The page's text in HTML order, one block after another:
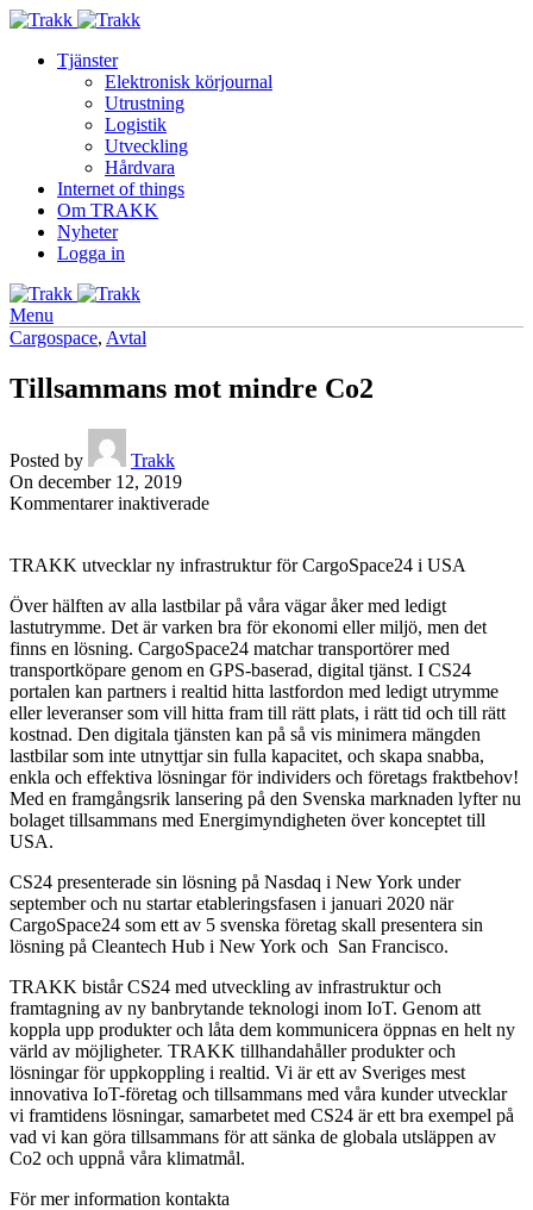
Tjänster
Elektronisk körjournal
Utrustning
Logistik
Utveckling
Hårdvara
Internet of things
Om TRAKK
Nyheter
Logga in
Menu
Cargospace, Avtal
Tillsammans mot mindre Co2
Posted by
Trakk
On december 12, 2019
Kommentarer inaktiveradeför
mindre
TRAKK utvecklar ny infrastruktur för CargoSpace24 i USA
Över hälften av alla lastbilar på våra vägar åker med ledigt
lastutrymme. Det är varken bra för ekonomi eller miljö, men det
finns en lösning. CargoSpace24 matchar transportörer med
transportköpare genom en GPS-baserad, digital tjänst. I CS24
portalen kan partners i realtid hitta lastfordon med ledigt utrymme
eller leveranser som vill hitta fram till rätt plats, i rätt tid och till rätt
kostnad. Den digitala tjänsten kan på så vis minimera mängden
lastbilar som inte utnyttjar sin fulla kapacitet, och skapa snabba,
enkla och effektiva lösningar för individers och företags fraktbehov!
Med en framgångsrik lansering på den Svenska marknaden lyfter nu
bolaget tillsammans med Energimyndigheten över konceptet till
USA.
CS24 presenterade sin lösning på Nasdaq i New York under
september och nu startar etableringsfasen i januari 2020 när
CargoSpace24 som ett av 5 svenska företag skall presentera sin
lösning på Cleantech Hub i New York och San Francisco.
TRAKK bistår CS24 med utveckling av infrastruktur och
framtagning av ny banbrytande teknologi inom IoT. Genom att
koppla upp produkter och låta dem kommunicera öppnas en helt ny
värld av möjligheter. TRAKK tillhandahåller produkter och
lösningar för uppkoppling i realtid. Vi är ett av Sveriges mest
innovativa IoT-företag och tillsammans med våra kunder utvecklar
vi framtidens lösningar, samarbetet med CS24 är ett bra exempel på
vad vi kan göra tillsammans för att sänka de globala utsläppen av
Co2 och uppnå våra klimatmål.
För mer information kontakta